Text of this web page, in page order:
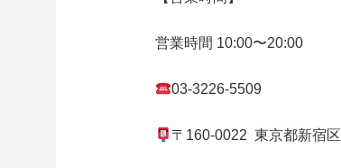
営業時間 10:00〜20:00
03-3226-5509
〒 160-0022 東京都新宿区